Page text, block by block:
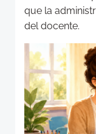
que la
del docente.